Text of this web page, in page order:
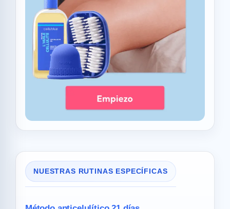
NUESTRAS RUTINAS ESPECÍFICAS